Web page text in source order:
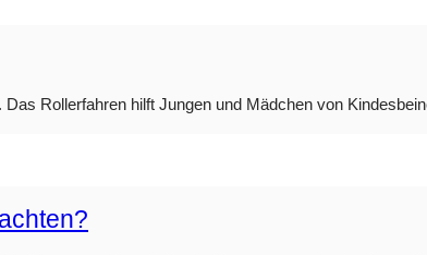
Rollerfahren hilft Jungen und Mädchen von